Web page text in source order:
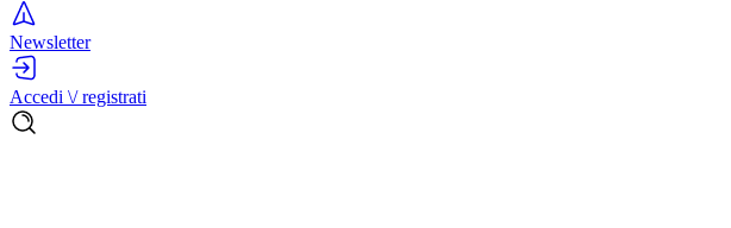
Newsletter
Accedi \/ registrati